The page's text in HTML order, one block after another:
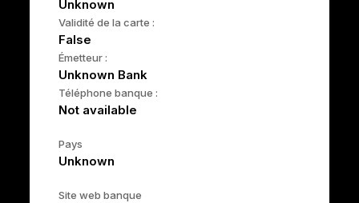
Unknown
Validité de la carte :
False
Émetteur :
Unknown Bank
Téléphone banque :
Not available
Pays
Unknown
Site web banque